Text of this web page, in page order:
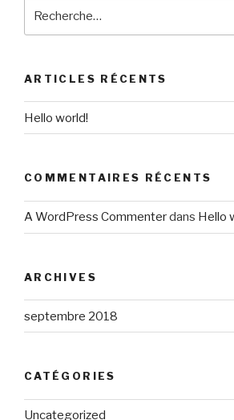
ARTICLES RÉCENTS
Hello world!
COMMENTAIRES RÉCENTS
A WordPress Commenterdans Hello
ARCHIVES
septembre 2018
CATÉGORIES
Uncategorized